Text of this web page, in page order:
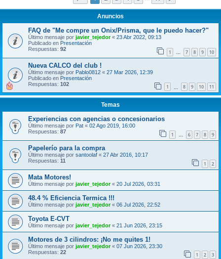
Anuncios
FAQ de "Me compre un Onix/Prisma, que le puedo hacer?"
Último mensaje por javier_tejedor« 23 Abr 2022, 09:13
Publicado en Presentación
Respuestas: 92 1 … 7 8 9 10
Nueva CALCO del club !
Último mensaje por Pablo0812 « 27 Mar 2026, 12:39
Publicado en Presentación
Respuestas: 102 1 8 9 10 11
Temas
Experiencias con agencias o concesionarios
Último mensaje por Pat « 02 Ago 2019, 16:00
Respuestas: 87 1 … 6 7 8 9
Papelerío para la compra
Último mensaje por santoolaf « 27 Abr 2016, 10:17
Respuestas: 11 1 2
Mata Motores!
Último mensaje por javier_tejedor« 20 Jul 2026, 03:31
48.4 % Eficiencia Termica !!!
Último mensaje por javier_tejedor« 06 Jul 2026, 22:52
Toyota E-CVT
Último mensaje por javier_tejedor« 21 Jun 2026, 23:15
Motores de 3 cilindros: ¡No me quites 1!
Último mensaje por javier_tejedor« 07 Jun 2026, 23:30
Respuestas: 22 1 2 3